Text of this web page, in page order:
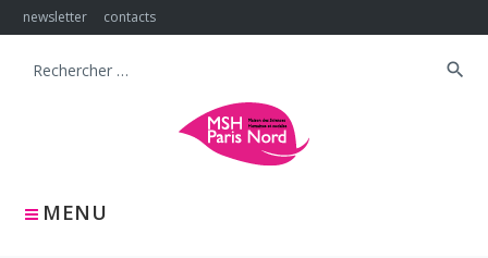
Skip
to
newsletter contacts
MENU
Search
search